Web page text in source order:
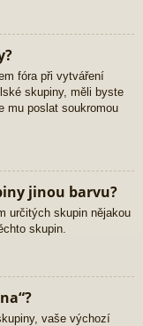
fóra při vytváření
skupiny, měli byste
mu poslat soukromou
jinou barvu?
určitých skupin nějakou
skupin.
vaše výchozí